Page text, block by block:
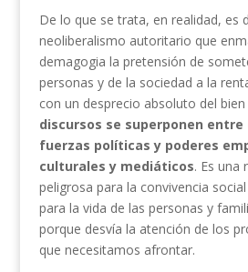
De lo que se trata, en realidad, es
neoliberalismo autoritario que
demagogia la pretensión de
personas y de la sociedad a la
con un desprecio absoluto del
discursos se superponen
fuerzas políticas y poderes
culturales y mediáticos. Es una
peligrosa para la convivencia
para la vida de las personas y
porque desvía la atención de los
que necesitamos afrontar.